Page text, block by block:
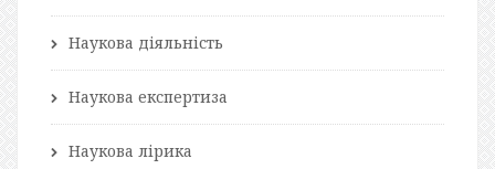
Наукова діяльність
Наукова експертиза
Наукова лірика